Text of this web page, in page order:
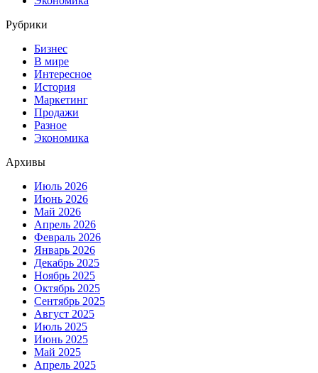
Рубрики
Бизнес
В мире
Интересное
История
Маркетинг
Продажи
Разное
Экономика
Архивы
Июль 2026
Июнь 2026
Май 2026
Апрель 2026
Февраль 2026
Январь 2026
Декабрь 2025
Ноябрь 2025
Октябрь 2025
Сентябрь 2025
Август 2025
Июль 2025
Июнь 2025
Май 2025
Апрель 2025